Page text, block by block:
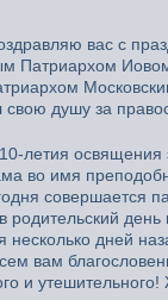
вас с
Патриархом
душу за
летия
во имя
совершается
день
несколько дней
вам
и